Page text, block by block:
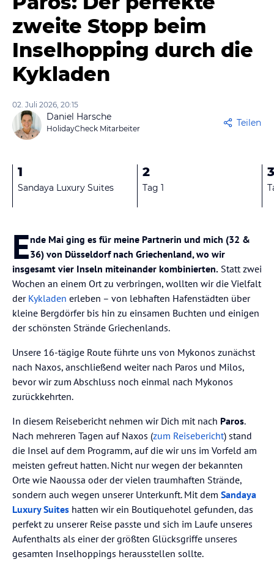
zweite Stopp beim
Inselhopping durch die
Kykladen
02. Juli 2026, 20:15
Daniel Harsche
HolidayCheck Mitarbeiter
Teilen
1
Sandaya Luxury Suites
2
Tag 1
3
Ende Mai ging es für meine Partnerin und mich (32 &
36) von Düsseldorf nach Griechenland, wo wir
insgesamt vier Inseln miteinander kombinierten. Statt zwei
Wochen an einem Ort zu verbringen, wollten wir die Vielfalt
der Kykladen erleben – von lebhaften Hafenstädten über
kleine Bergdörfer bis hin zu einsamen Buchten und einigen
der schönsten Strände Griechenlands.
Unsere 16-tägige Route führte uns von Mykonos zunächst
nach Naxos, anschließend weiter nach Paros und Milos,
bevor wir zum Abschluss noch einmal nach Mykonos
zurückkehrten.
In diesem Reisebericht nehmen wir Dich mit nach Paros.
Nach mehreren Tagen auf Naxos (zum Reisebericht) stand
die Insel auf dem Programm, auf die wir uns im Vorfeld am
meisten gefreut hatten. Nicht nur wegen der bekannten
Orte wie Naoussa oder der vielen traumhaften Strände,
sondern auch wegen unserer Unterkunft. Mit dem Sandaya
Luxury Suites hatten wir ein Boutiquehotel gefunden, das
perfekt zu unserer Reise passte und sich im Laufe unseres
Aufenthalts als einer der größten Glücksgriffe unseres
gesamten Inselhoppings herausstellen sollte.